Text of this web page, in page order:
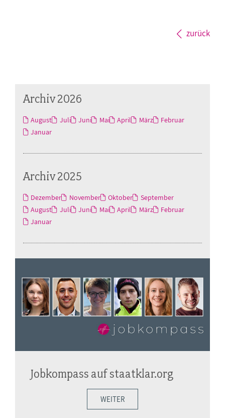
zurück
Archiv 2026
August Juli Juni Mai April März
Februar
Januar
Archiv 2025
Dezember November Oktober
September
August
Juli Juni Mai April März
Februar
Januar
Jobkompass auf staatklar.org
WEITER